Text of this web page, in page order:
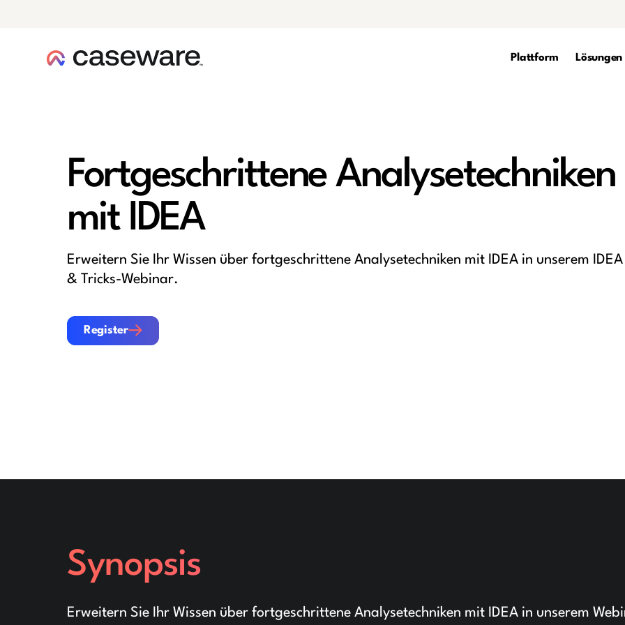
Plattform Lösungen
Fortgeschrittene Analysetechniken
mit IDEA
Erweitern Sie Ihr Wissen über fortgeschrittene Analysetechniken mit IDEA in unserem
& Tricks-Webinar.
Register
Register
Synopsis
Erweitern Sie Ihr Wissen über fortgeschrittene Analysetechniken mit IDEA in unserem